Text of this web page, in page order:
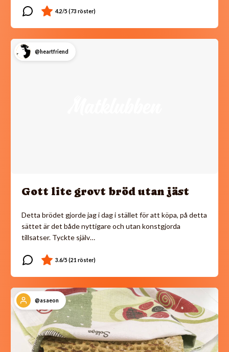
@heartfriend
Gott lite grovt bröd utan jäst
Detta brödet gjorde jag i dag i stället för att köpa, på detta
sättet är det både nyttigare och utan konstgjorda
tillsatser. Tyckte själv…
@asaeon